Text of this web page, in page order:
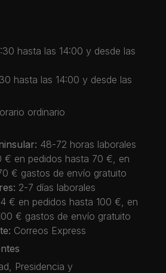
hasta las 14:00 y desde las
hasta las 14:00 y desde las
ordinario
48-72 horas laborales
€ en pedidos hasta 70 €, en
€ gastos de envío gratuito
2-7 días laborales
€ en pedidos hasta 100 €, en
€ gastos de envío gratuito
Correos Express
Presidencia y